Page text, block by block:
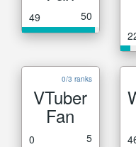
49 50
0/3 ranks
VTuber
Fan
0 5